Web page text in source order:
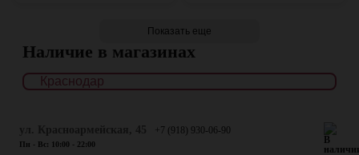
Показать еще
Наличие в магазинах
+7 (918) 930-06-90
Пн - Вс: 10:00 - 22:00